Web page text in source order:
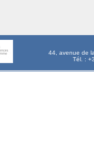
44, avenue de
Tél. :